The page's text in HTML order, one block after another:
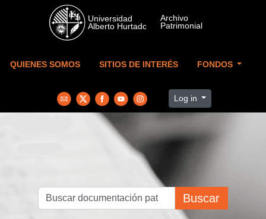
Skip to main content
QUIENES SOMOS SITIOS DE INTERÉS FONDOS
Log in
Buscar